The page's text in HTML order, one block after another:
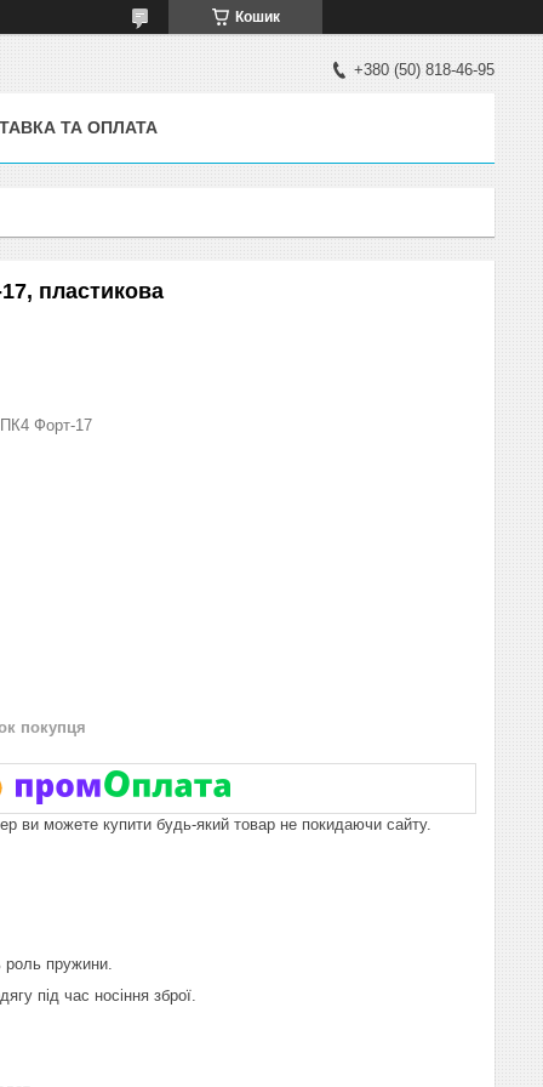
Кошик
+380 (50) 818-46-95
ТА ОПЛАТА
пластикова
ПК4 Форт-17
покупця
ви можете купити будь-який товар не покидаючи сайту.
пружини.
під час носіння зброї.